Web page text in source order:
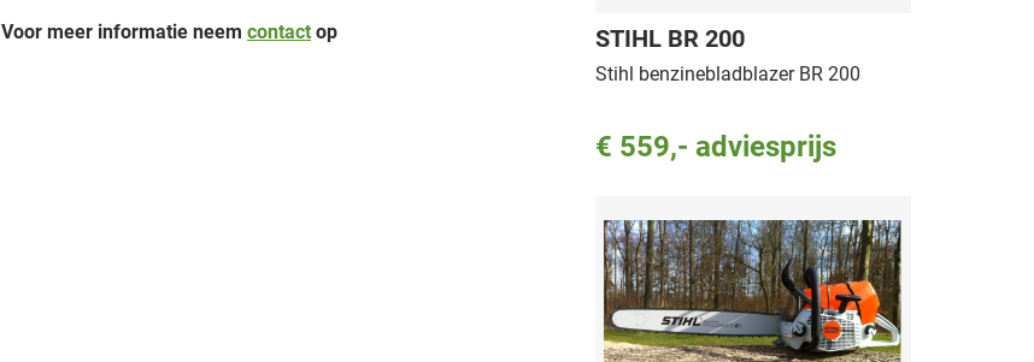
Voor meer informatie neemcontactop STIHL BR 200
Stihl benzinebladblazer BR 200
€ 559,- adviesprijs